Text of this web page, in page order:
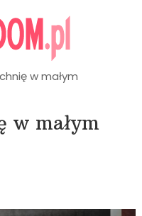
w małym
w małym